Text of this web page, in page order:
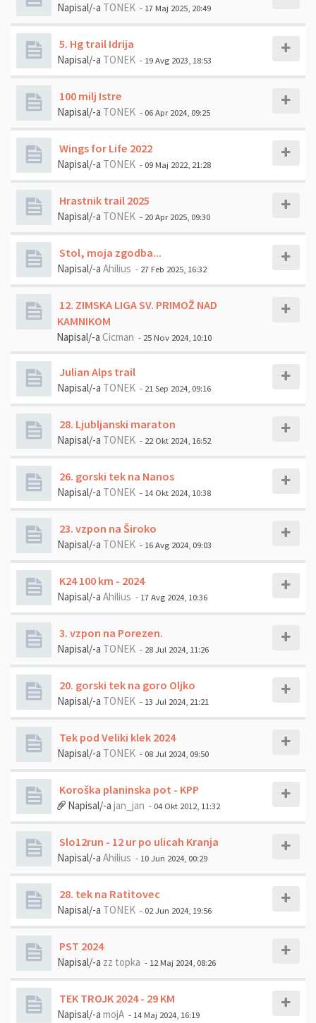
Napisal/-a TONEK - 17 Maj 2025, 20:49
5. Hg trail Idrija
Napisal/-a TONEK - 19 Avg 2023, 18:53
100 milj Istre
Napisal/-a TONEK - 06 Apr 2024, 09:25
Wings for Life 2022
Napisal/-a TONEK - 09 Maj 2022, 21:28
Hrastnik trail 2025
Napisal/-a TONEK - 20 Apr 2025, 09:30
Stol, moja zgodba...
Napisal/-a Ahilius - 27 Feb 2025, 16:32
12. ZIMSKA LIGA SV. PRIMOŽ NAD
KAMNIKOM
Napisal/-a Cicman - 25 Nov 2024, 10:10
Julian Alps trail
Napisal/-a TONEK - 21 Sep 2024, 09:16
28. Ljubljanski maraton
Napisal/-a TONEK - 22 Okt 2024, 16:52
26. gorski tek na Nanos
Napisal/-a TONEK - 14 Okt 2024, 10:38
23. vzpon na Široko
Napisal/-a TONEK - 16 Avg 2024, 09:03
K24 100 km - 2024
Napisal/-a Ahilius - 17 Avg 2024, 10:36
3. vzpon na Porezen.
Napisal/-a TONEK - 28 Jul 2024, 11:26
20. gorski tek na goro Oljko
Napisal/-a TONEK - 13 Jul 2024, 21:21
Tek pod Veliki klek 2024
Napisal/-a TONEK - 08 Jul 2024, 09:50
Koroška planinska pot - KPP
Napisal/-a jan_jan - 04 Okt 2012, 11:32
Slo12run - 12 ur po ulicah Kranja
Napisal/-a Ahilius - 10 Jun 2024, 00:29
28. tek na Ratitovec
Napisal/-a TONEK - 02 Jun 2024, 19:56
PST 2024
Napisal/-a zz topka - 12 Maj 2024, 08:26
TEK TROJK 2024 - 29 KM
Napisal/-a mojA - 14 Maj 2024, 16:19